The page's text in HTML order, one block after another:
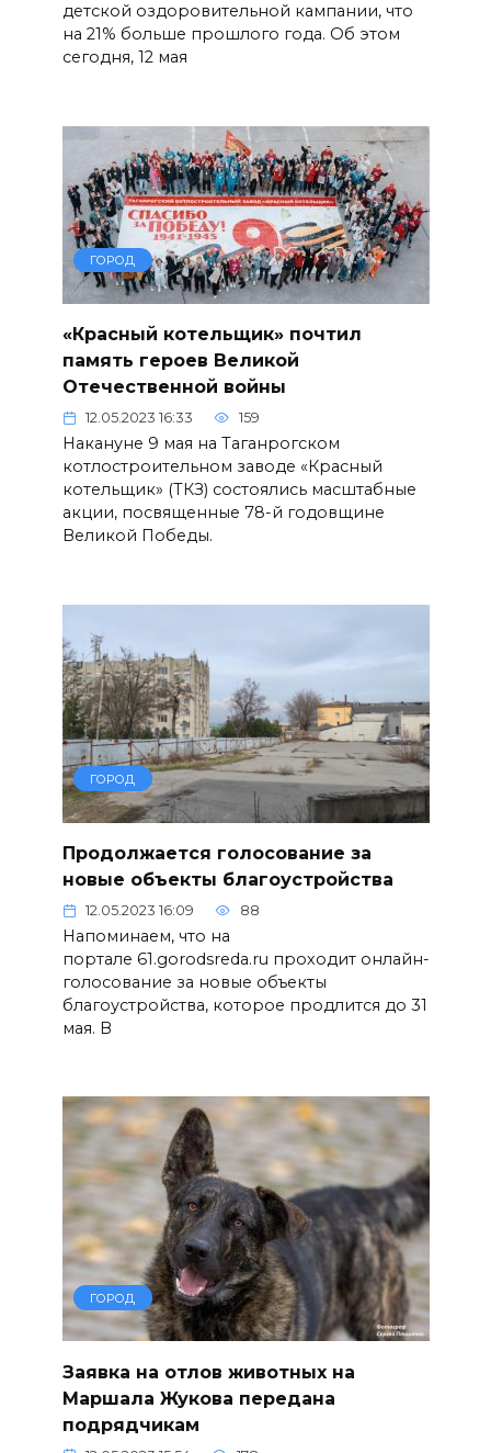
детской оздоровительной кампании, что
на 21% больше прошлого года. Об этом
сегодня, 12 мая
ГОРОД
«Красный котельщик» почтил
память героев Великой
Отечественной войны
12.05.2023 16:33 159
Накануне 9 мая на Таганрогском
котлостроительном заводе «Красный
котельщик» (ТКЗ) состоялись масштабные
акции, посвященные 78-й годовщине
Великой Победы.
ГОРОД
Продолжается голосование за
новые объекты благоустройства
12.05.2023 16:09 88
Напоминаем, что на
портале 61.gorodsreda.ru проходит онлайн-
голосование за новые объекты
благоустройства, которое продлится до 31
мая. В
ГОРОД
Заявка на отлов животных на
Маршала Жукова передана
подрядчикам